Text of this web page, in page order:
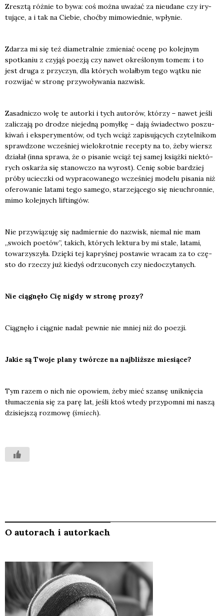
Zresz­tą róż­nie to bywa: coś moż­na uwa­żać za nie­uda­ne czy iry­
tu­ją­ce, a i tak na Cie­bie, choć­by mimo­wied­nie, wpły­nie.
Zda­rza mi się też dia­me­tral­nie zmie­niać oce­nę po kolej­nym
spo­tka­niu z czy­jąś poezją czy nawet okre­ślo­nym tomem: i to
jest dru­ga z przy­czyn, dla któ­rych wolał­bym tego wąt­ku nie
roz­wi­jać w stro­nę przy­wo­ły­wa­nia nazwisk.
Zasad­ni­czo wolę te autor­ki i tych auto­rów, któ­rzy – nawet jeśli
zali­cza­ją po dro­dze nie­jed­ną pomył­kę – dają świa­dec­two poszu­
ki­wań i eks­pe­ry­men­tów, od tych wciąż zapi­su­ją­cych czy­tel­ni­kom
spraw­dzo­ne wcze­śniej wie­lo­krot­nie recep­ty na to, żeby wiersz
dzia­łał (inna spra­wa, że o pisa­nie wciąż tej samej książ­ki nie­któ­
rych oskar­ża się sta­now­czo na wyrost). Cenię sobie bar­dziej
pró­by uciecz­ki od wypra­co­wa­ne­go wcze­śniej mode­lu pisa­nia niż
ofe­ro­wa­nie lata­mi tego same­go, sta­rze­ją­ce­go się nie­uchron­nie,
mimo kolej­nych liftin­gów.
Nie przy­wią­zu­ję się nad­mier­nie do nazwisk, nie­mal nie mam
„swo­ich poetów”, takich, któ­rych lek­tu­ra by mi sta­le, lata­mi,
towa­rzy­szy­ła. Dzię­ki tej kapry­śnej posta­wie wra­cam za to czę­
sto do rze­czy już kie­dyś odrzu­co­nych czy nie­do­czy­ta­nych.
Nie cią­gnę­ło Cię nigdy w stro­nę pro­zy?
Cią­gnę­ło i cią­gnie nadal: pew­nie nie mniej niż do poezji.
Jakie są Two­je pla­ny twór­cze na naj­bliż­sze mie­sią­ce?
Tym razem o nich nie opo­wiem, żeby mieć szan­sę unik­nię­cia
tłu­ma­cze­nia się za parę lat, jeśli ktoś wte­dy przy­po­mni mi naszą
dzi­siej­szą roz­mo­wę (śmiech).
O autorach i autorkach